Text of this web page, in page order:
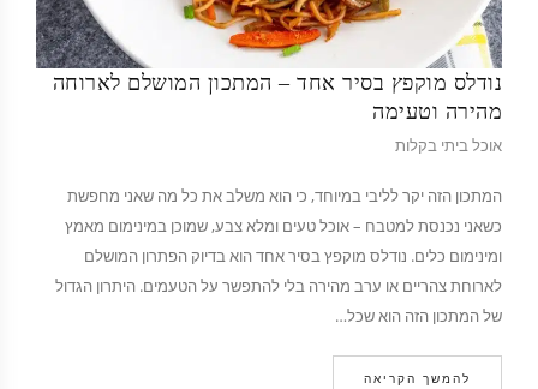
נודלס מוקפץ בסיר אחד – המתכון המושלם לארוחה
מהירה וטעימה
אוכל ביתי בקלות
המתכון הזה יקר לליבי במיוחד, כי הוא משלב את כל מה שאני מחפשת
כשאני נכנסת למטבח – אוכל טעים ומלא צבע, שמוכן במינימום מאמץ
ומינימום כלים. נודלס מוקפץ בסיר אחד הוא בדיוק הפתרון המושלם
לארוחת צהריים או ערב מהירה בלי להתפשר על הטעמים. היתרון הגדול
של המתכון הזה הוא שכל…
להמשך הקריאה